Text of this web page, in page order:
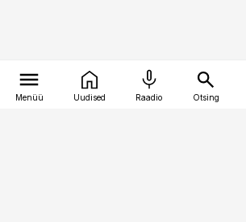
Menüü Uudised Raadio Otsing